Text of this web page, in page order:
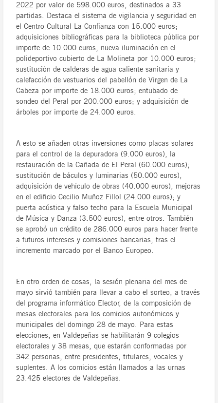
2022 por valor de 598.000 euros, destinados a 33
partidas. Destaca el sistema de vigilancia y seguridad en
el Centro Cultural La Confianza con 15.000 euros;
adquisiciones bibliográficas para la biblioteca pública por
importe de 10.000 euros; nueva iluminación en el
polideportivo cubierto de La Molineta por 10.000 euros;
sustitución de calderas de agua caliente sanitaria y
calefacción de vestuarios del pabellón de Virgen de La
Cabeza por importe de 18.000 euros; entubado de
sondeo del Peral por 200.000 euros; y adquisición de
árboles por importe de 24.000 euros.
A esto se añaden otras inversiones como placas solares
para el control de la depuradora (9.000 euros), la
restauración de la Cañada de El Peral (60.000 euros);
sustitución de báculos y luminarias (50.000 euros),
adquisición de vehículo de obras (40.000 euros), mejoras
en el edificio Cecilio Muñoz Fillol (24.000 euros); y
puerta acústica y falso techo para la Escuela Municipal
de Música y Danza (3.500 euros), entre otros. También
se aprobó un crédito de 286.000 euros para hacer frente
a futuros intereses y comisiones bancarias, tras el
incremento marcado por el Banco Europeo.
En otro orden de cosas, la sesión plenaria del mes de
mayo sirvió también para llevar a cabo el sorteo, a través
del programa informático Elector, de la composición de
mesas electorales para los comicios autonómicos y
municipales del domingo 28 de mayo. Para estas
elecciones, en Valdepeñas se habilitarán 9 colegios
electorales y 38 mesas, que estarán conformadas por
342 personas, entre presidentes, titulares, vocales y
suplentes. A los comicios están llamados a las urnas
23.425 electores de Valdepeñas.